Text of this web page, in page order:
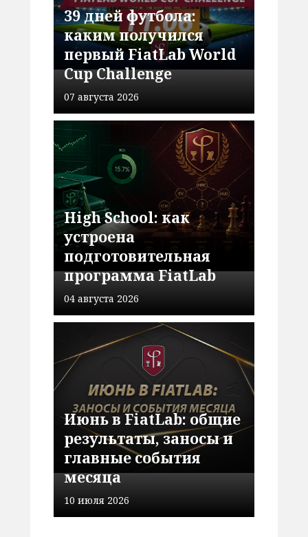
39 дней футбола:
каким получился
первый FiatLab World
Cup Challenge
07 августа 2026
High School: как
устроена
подготовительная
программа FiatLab
04 августа 2026
Июнь в FiatLab: общие
результаты, заносы и
главные события
месяца
10 июля 2026